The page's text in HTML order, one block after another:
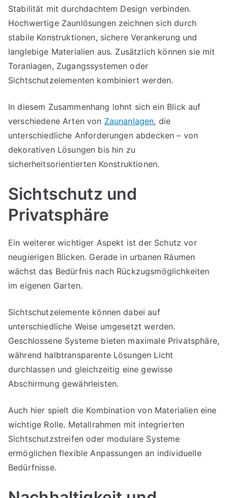
Stabilität mit durchdachtem Design verbinden.
Hochwertige Zaunlösungen zeichnen sich durch
stabile Konstruktionen, sichere Verankerung und
langlebige Materialien aus. Zusätzlich können sie mit
Toranlagen, Zugangssystemen oder
Sichtschutzelementen kombiniert werden.
In diesem Zusammenhang lohnt sich ein Blick auf
verschiedene Arten von Zaunanlagen, die
unterschiedliche Anforderungen abdecken – von
dekorativen Lösungen bis hin zu
sicherheitsorientierten Konstruktionen.
Sichtschutz und
Privatsphäre
Ein weiterer wichtiger Aspekt ist der Schutz vor
neugierigen Blicken. Gerade in urbanen Räumen
wächst das Bedürfnis nach Rückzugsmöglichkeiten
im eigenen Garten.
Sichtschutzelemente können dabei auf
unterschiedliche Weise umgesetzt werden.
Geschlossene Systeme bieten maximale Privatsphäre,
während halbtransparente Lösungen Licht
durchlassen und gleichzeitig eine gewisse
Abschirmung gewährleisten.
Auch hier spielt die Kombination von Materialien eine
wichtige Rolle. Metallrahmen mit integrierten
Sichtschutzstreifen oder modulare Systeme
ermöglichen flexible Anpassungen an individuelle
Bedürfnisse.